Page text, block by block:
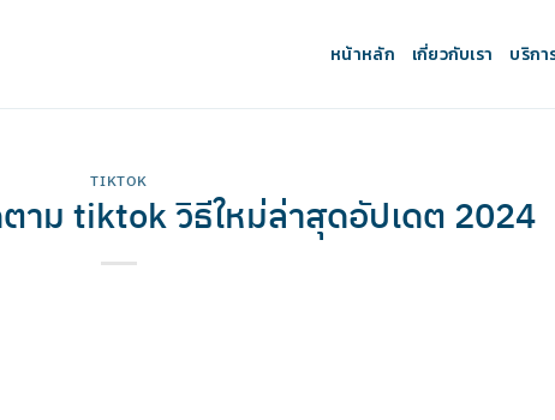
หน้าหลัก เกี่ยวกับเรา บริก
TIKTOK
าม tiktok วิธีใหม่ล่าสุดอัปเดต 2024